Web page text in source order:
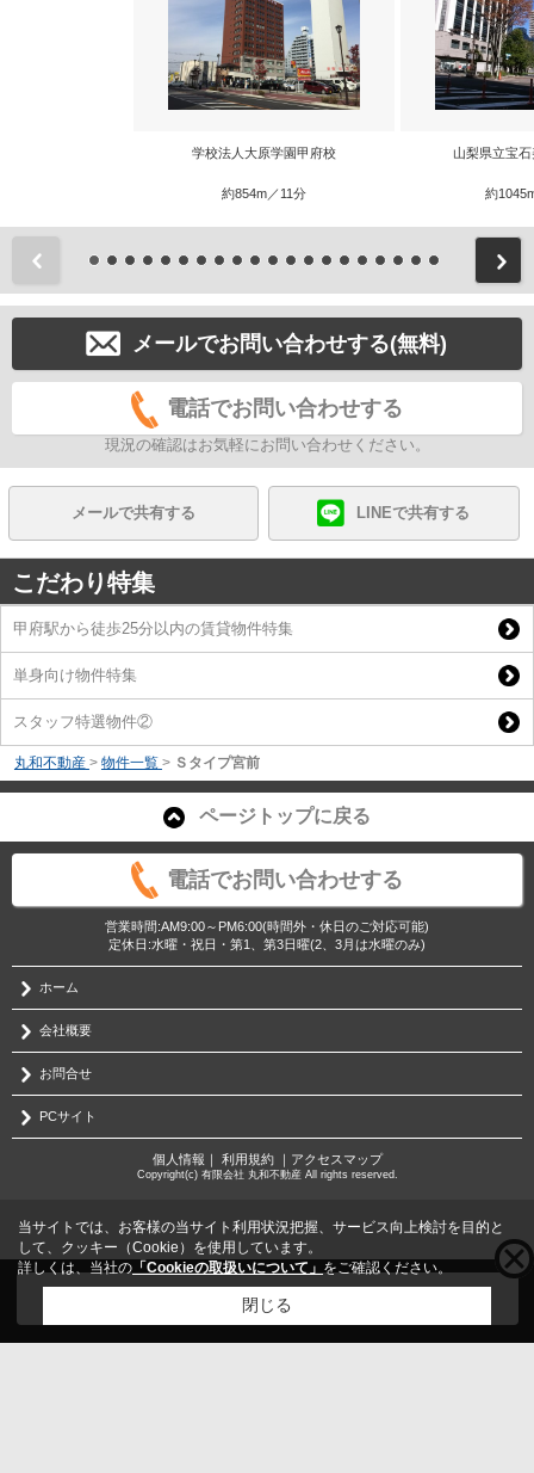
学校法人大原学園甲府校
約854m／11分
山梨県立宝
約
メールでお問い合わせする(無料)
電話でお問い合わせする
現況の確認はお気軽にお問い合わせください。
メールで共有する LINEで共有する
こだわり特集
甲府駅から徒歩25分以内の賃貸物件特集
単身向け物件特集
スタッフ特選物件②
丸和不動産 > 物件一覧 > Ｓタイプ宮前
ページトップに戻る
電話でお問い合わせする
営業時間:AM9:00～PM6:00(時間外・休日のご対応可能)
定休日:水曜・祝日・第1、第3日曜(2、3月は水曜のみ)
ホーム
会社概要
お問合せ
PCサイト
個人情報 利用規約｜ アクセスマップ
Copyright(c) 有限会社 丸和不動産 All rights reserved.
こちらの物件をご覧の方にお勧めな物件
当サイトでは、お客様の当サイト利用状況把握、サービス向上検討を目的と
して、クッキー（Cookie）を使用しています。
詳しくは、当社の 「Cookieの取扱いについて」 をご確認ください。
閉じる